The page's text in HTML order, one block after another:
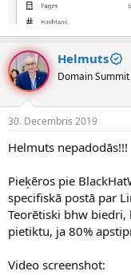
Helmuts
Domain
30. Decembris 2019
Helmuts nepadodās!!!
Pieķēros pie
specifiskā postā par
Teorētiski bhw biedri,
pietiktu, ja 80%
Video screenshot: